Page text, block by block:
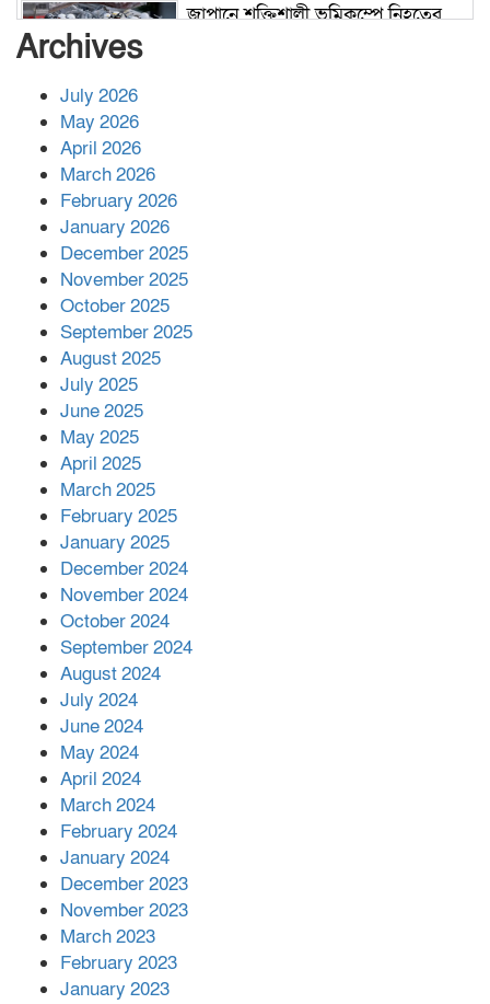
জাপানে শক্তিশালী ভূমিকম্পে নিহতের
পর ফোন তারেক রহমানের,গ্যাস সঙ্কট
সহায়তা দিলেন সাচিং প্রু জেরী
Archives
July 2026
May 2026
April 2026
March 2026
February 2026
January 2026
December 2025
November 2025
October 2025
September 2025
August 2025
July 2025
June 2025
May 2025
April 2025
March 2025
February 2025
January 2025
December 2024
November 2024
October 2024
September 2024
August 2024
July 2024
June 2024
May 2024
April 2024
March 2024
February 2024
January 2024
December 2023
November 2023
March 2023
February 2023
January 2023